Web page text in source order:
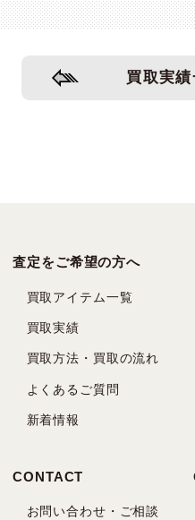
買取実
査定をご希望の方へ
買取アイテム一覧
買取実績
買取方法・買取の流れ
よくあるご質問
新着情報
CONTACT
お問い合わせ・ご相談